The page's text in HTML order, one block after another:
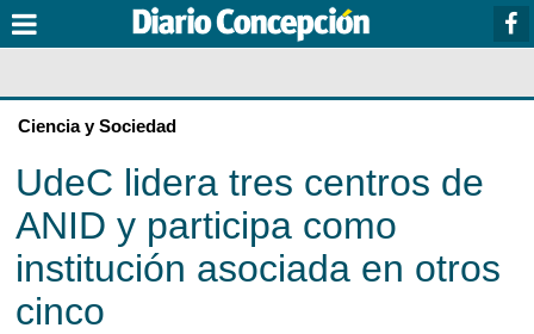
Ciencia y Sociedad
UdeC lidera tres centros de
ANID y participa como
institución asociada en otros
cinco